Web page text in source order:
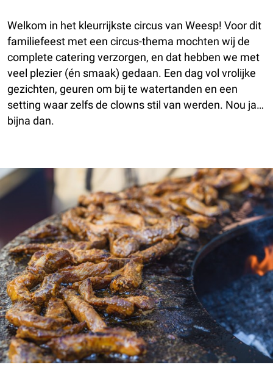
Welkom in het kleurrijkste circus van Weesp! Voor dit
familiefeest met een circus-thema mochten wij de
complete catering verzorgen, en dat hebben we met
veel plezier (én smaak) gedaan. Een dag vol vrolijke
gezichten, geuren om bij te watertanden en een
setting waar zelfs de clowns stil van werden. Nou ja…
bijna dan.